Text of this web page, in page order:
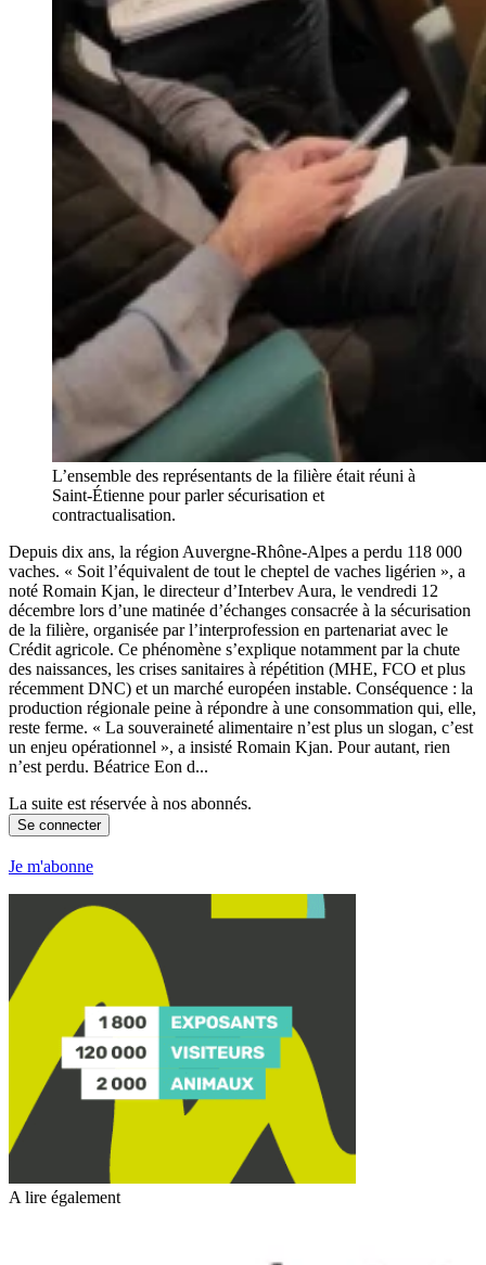
L’ensemble des représentants de la filière était réuni à
Saint-Étienne pour parler sécurisation et
contractualisation.
Depuis dix ans, la région Auvergne-Rhône-Alpes a perdu 118 000
vaches. « Soit l’équivalent de tout le cheptel de vaches ligérien », a
noté Romain Kjan, le directeur d’Interbev Aura, le vendredi 12
décembre lors d’une matinée d’échanges consacrée à la sécurisation
de la filière, organisée par l’interprofession en partenariat avec le
Crédit agricole. Ce phénomène s’explique notamment par la chute
des naissances, les crises sanitaires à répétition (MHE, FCO et plus
récemment DNC) et un marché européen instable. Conséquence : la
production régionale peine à répondre à une consommation qui, elle,
reste ferme. « La souveraineté alimentaire n’est plus un slogan, c’est
un enjeu opérationnel », a insisté Romain Kjan. Pour autant, rien
n’est perdu. Béatrice Eon d...
La suite est réservée à nos abonnés.
Se connecter
Je m'abonne
A lire également